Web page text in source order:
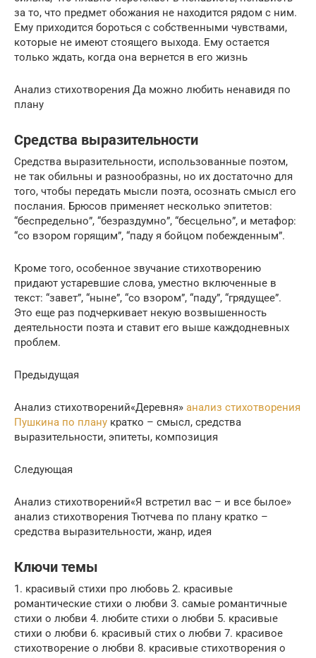
за то, что предмет обожания не находится рядом с ним.
Ему приходится бороться с собственными чувствами,
которые не имеют стоящего выхода. Ему остается
только ждать, когда она вернется в его жизнь
Анализ стихотворения Да можно любить ненавидя по
плану
Средства выразительности
Средства выразительности, использованные поэтом,
не так обильны и разнообразны, но их достаточно для
того, чтобы передать мысли поэта, осознать смысл его
послания. Брюсов применяет несколько эпитетов:
“беспредельно”, “безраздумно”, “бесцельно”, и метафор:
“со взором горящим”, “паду я бойцом побежденным”.
Кроме того, особенное звучание стихотворению
придают устаревшие слова, уместно включенные в
текст: “завет”, “ныне”, “со взором”, “паду”, “грядущее”.
Это еще раз подчеркивает некую возвышенность
деятельности поэта и ставит его выше каждодневных
проблем.
Предыдущая
Анализ стихотворений«Деревня» анализ стихотворения
Пушкина по плану кратко – смысл, средства
выразительности, эпитеты, композиция
Следующая
Анализ стихотворений«Я встретил вас – и все былое»
анализ стихотворения Тютчева по плану кратко –
средства выразительности, жанр, идея
Ключи темы
1. красивый стихи про любовь 2. красивые
романтические стихи о любви 3. самые романтичные
стихи о любви 4. любите стихи о любви 5. красивые
стихи о любви 6. красивый стих о любви 7. красивое
стихотворение о любви 8. красивые стихотворения о